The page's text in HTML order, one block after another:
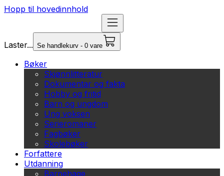
Hopp til hovedinnhold
Laster... Se handlekurv - 0 vare
Bøker
Skjønnlitteratur
Dokumentar og fakta
Hobby og fritid
Barn og ungdom
Ung voksen
Serieromaner
Fagbøker
Skolebøker
Forfattere
Utdanning
Barnehage